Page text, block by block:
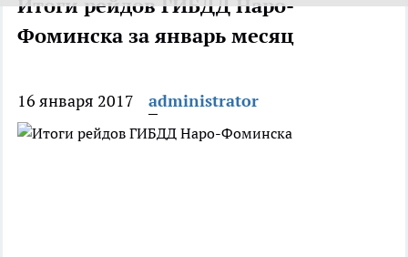
Итоги рейдов ГИБДД Наро-
Фоминска за январь месяц
16 января 2017 administrator